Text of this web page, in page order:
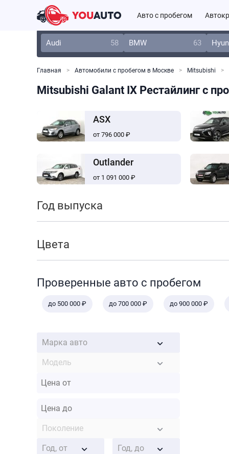
Авто с пробегом
Audi 58 BMW 63
Главная Автомобили с пробегом в Москве Mitsubishi
Mitsubishi Galant IX Рестайлинг с
ASX
от 796 000 ₽
Outlander
от 1 091 000 ₽
Год выпуска
Цвета
Проверенные авто с пробегом
до 500 000 ₽ до 700 000 ₽ до 900 000 ₽
Марка авто
Модель
Поколение
Год, от Год, до